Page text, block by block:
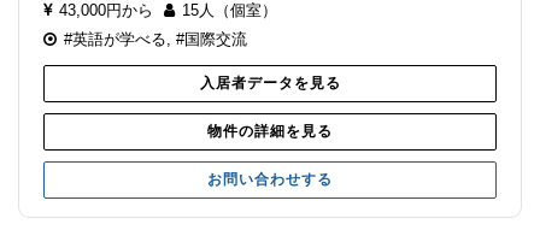
43,000円から
15人（個室）
#英語が学べる, #国際交流
入居者データを見る
物件の詳細を見る
お問い合わせする